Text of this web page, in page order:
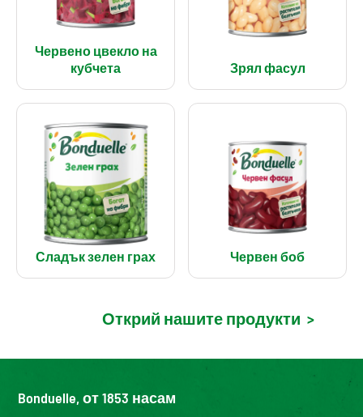
Червено цвекло на
кубчета
Зрял фасул
Сладък зелен грах Червен боб
Открий нашите продукти >
Bonduelle, от 1853 насам